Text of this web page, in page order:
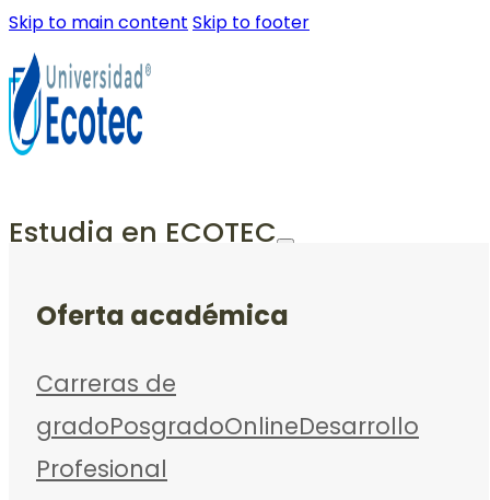
Skip to main content Skip to footer
Estudia en ECOTEC
Oferta académica
Carreras de
gradoPosgradoOnlineDesarrollo
Profesional